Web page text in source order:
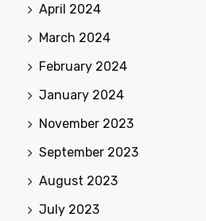
April 2024
March 2024
February 2024
January 2024
November 2023
September 2023
August 2023
July 2023